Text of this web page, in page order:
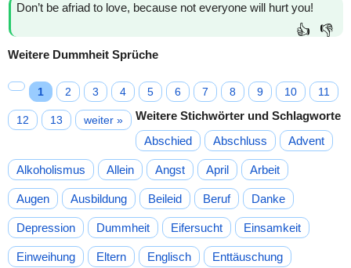
Don’t be afriad to love, because not everyone will hurt you!
👍 👎
Weitere Dummheit Sprüche
1 2 3 4 5 6 7 8 9 10 11
12 13 weiter »
Weitere Stichwörter und Schlagworte
Abschied
Abschluss Advent
Alkoholismus Allein Angst April Arbeit
Augen Ausbildung Beileid Beruf Danke
Depression Dummheit Eifersucht Einsamkeit
Einweihung Eltern Englisch Enttäuschung